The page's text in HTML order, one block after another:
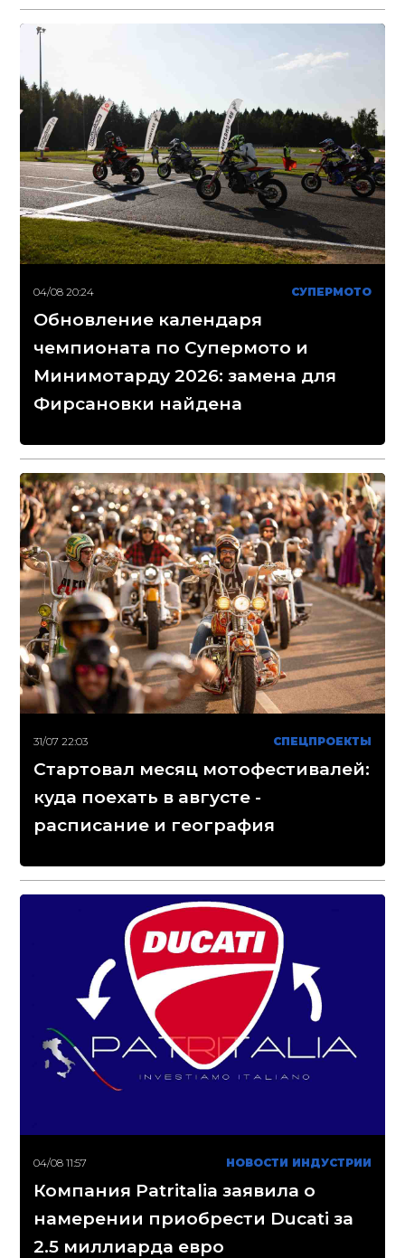
04/08 20:24 СУПЕРМОТО
Обновление календаря
чемпионата по Супермото и
Минимотарду 2026: замена для
Фирсановки найдена
31/07 22:03 СПЕЦПРОЕКТЫ
Стартовал месяц мотофестивалей:
куда поехать в августе -
расписание и география
04/08 11:57 НОВОСТИ ИНДУСТРИИ
Компания Patritalia заявила о
намерении приобрести Ducati за
2.5 миллиарда евро